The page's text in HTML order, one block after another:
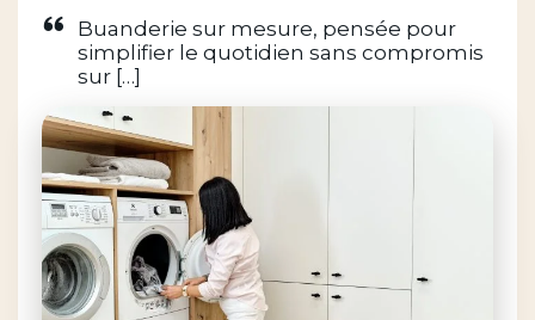
Buanderie sur mesure, pensée pour
simplifier le quotidien sans compromis
sur […]